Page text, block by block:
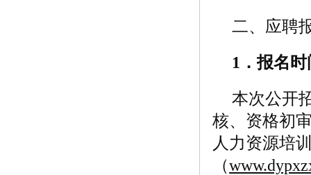
二、应聘
1 ．报名
本次公开
核、资格初
人力资源培
（